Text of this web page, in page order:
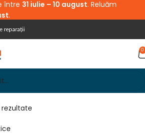
reparații
0
între 31 iulie – 10 august. Reluăm
.